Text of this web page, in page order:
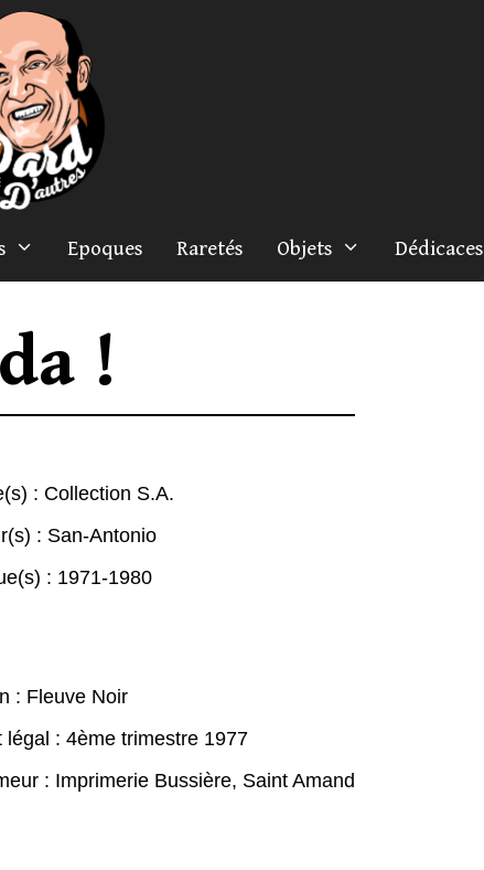
Epoques Raretés Objets Dédicaces
!
: Collection S.A.
: San-Antonio
: 1971-1980
: Fleuve Noir
légal : 4ème trimestre 1977
: Imprimerie Bussière, Saint Amand